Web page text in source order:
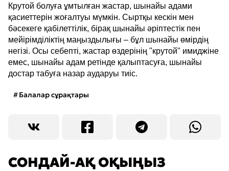
Крутой болуға ұмтылған жастар, шынайы адами
қасиеттерін жоғалтуы мүмкін. Сыртқы кескін мен
бәсекеге қабілеттілік, бірақ шынайы әріптестік пен
мейірімділіктің маңыздылығы – бұл шынайы өмірдің
негізі. Осы себепті, жастар өздерінің "крутой" имиджіне
емес, шынайы адам ретінде қалыптасуға, шынайы
достар табуға назар аударуы тиіс.
Балалар сұрақтары
СОНДАЙ-АҚ ОҚЫҢЫЗ